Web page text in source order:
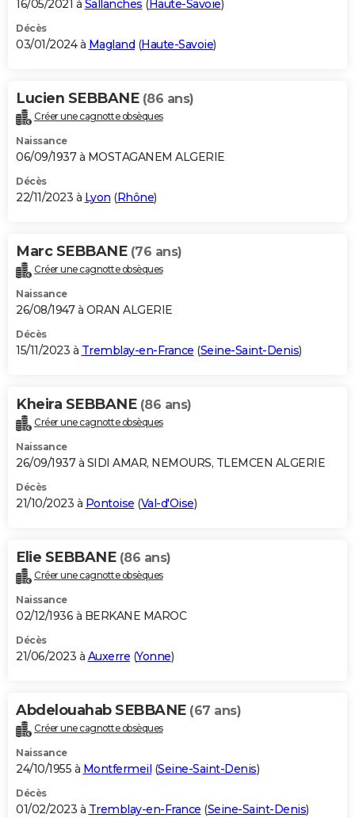
16/05/2021 à Sallanches ( Haute-Savoie)
Décès
03/01/2024 à Magland (Haute-Savoie)
Lucien SEBBANE (86 ans)
Créer une cagnotte obsèques
Naissance
06/09/1937 à MOSTAGANEM ALGERIE
Décès
22/11/2023 à Lyon (Rhône)
Marc SEBBANE (76 ans)
Créer une cagnotte obsèques
Naissance
26/08/1947 à ORAN ALGERIE
Décès
15/11/2023 à Tremblay-en-France (Seine-Saint-Denis)
Kheira SEBBANE (86 ans)
Créer une cagnotte obsèques
Naissance
26/09/1937 à SIDI AMAR, NEMOURS, TLEMCEN ALGERIE
Décès
21/10/2023 à Pontoise (Val-d'Oise)
Elie SEBBANE (86 ans)
Créer une cagnotte obsèques
Naissance
02/12/1936 à BERKANE MAROC
Décès
21/06/2023 à Auxerre (Yonne)
Abdelouahab SEBBANE (67 ans)
Créer une cagnotte obsèques
Naissance
24/10/1955 à Montfermeil (Seine-Saint-Denis)
Décès
01/02/2023 à Tremblay-en-France (Seine-Saint-Denis)